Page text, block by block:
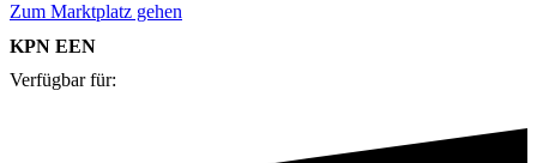
Zum Marktplatz gehen
KPN EEN
Verfügbar für: